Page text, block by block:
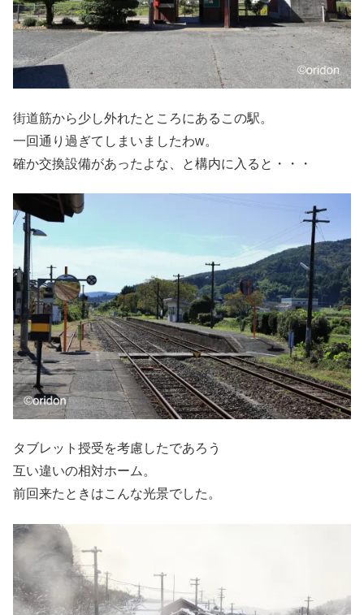
街道筋から少し外れたところにあるこの駅。
一回通り過ぎてしまいましたわw。
確か交換設備があったよな、と構内に入ると・・・
タブレット授受を考慮したであろう
互い違いの相対ホーム。
前回来たときはこんな光景でした。